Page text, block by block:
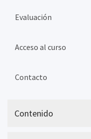
Evaluación
Acceso al curso
Contacto
Contenido